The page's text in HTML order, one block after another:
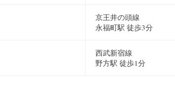
京王井の頭線
永福町駅 徒歩3分
西武新宿線
野方駅 徒歩1分